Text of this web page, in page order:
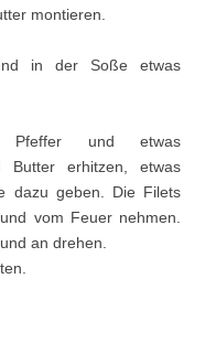
montieren.
in der Soße etwas
und etwas
Butter erhitzen, etwas
dazu geben. Die Filets
vom Feuer nehmen.
an drehen.